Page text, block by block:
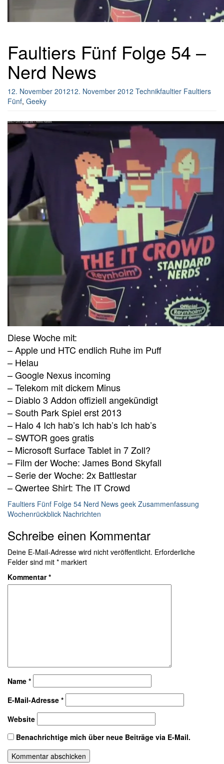
Faultiers Fünf Folge 54 –
Nerd News
12. November 201212. November 2012 Technikfaultier Faultiers
Fünf, Geeky
Diese Woche mit:
– Apple und HTC endlich Ruhe im Puff
– Helau
– Google Nexus incoming
– Telekom mit dickem Minus
– Diablo 3 Addon offiziell angekündigt
– South Park Spiel erst 2013
– Halo 4 Ich hab’s Ich hab’s Ich hab’s
– SWTOR goes gratis
– Microsoft Surface Tablet in 7 Zoll?
– Film der Woche: James Bond Skyfall
– Serie der Woche: 2x Battlestar
– Qwertee Shirt: The IT Crowd
Faultiers Fünf Folge 54 Nerd News geek Zusammenfassung
Wochenrückblick Nachrichten
Schreibe einen Kommentar
Deine E-Mail-Adresse wird nicht veröffentlicht. Erforderliche
Felder sind mit * markiert
Kommentar*
Name *
E-Mail-Adresse *
Website
Benachrichtige mich über neue Beiträge via E-Mail.